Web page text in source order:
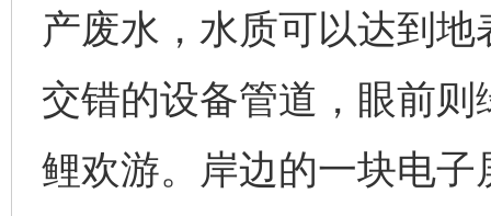
产废水，水质可以达到
交错的设备管道，眼前
鲤欢游。岸边的一块电